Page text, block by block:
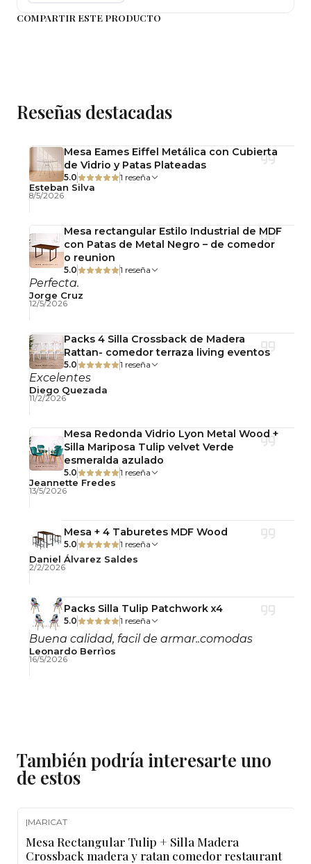
Importante:
* Si tienes dudas sobre este comedor contáctanos
COMPARTIR ESTE PRODUCTO
Reseñas destacadas
Mesa Eames Eiffel Metálica con Cubierta
de Vidrio y Patas Plateadas
5.0 1 reseña
Esteban Silva
8/5/2026
Mesa rectangular Estilo Industrial de MDF
con Patas de Metal Negro – de comedor
o reunion
5.0 1 reseña
Perfecta.
Jorge Cruz
12/5/2026
Packs 4 Silla Crossback de Madera
Rattan- comedor terraza living eventos
5.0 1 reseña
Excelentes
Diego Quezada
11/2/2026
Mesa Redonda Vidrio Lyon Metal Wood +
Silla Mariposa Tulip velvet Verde
esmeralda azulado
5.0 1 reseña
Jeannette Fredes
13/5/2026
Mesa + 4 Taburetes MDF Wood
5.0 1 reseña
Daniel Álvarez Saldes
2/2/2026
Packs Silla Tulip Patchwork x4
5.0 1 reseña
Buena calidad, facil de armar..comodas
Leonardo Berrìos
16/5/2026
También podría interesarte uno
de estos
Agotado
|MARICAT
Mesa Rectangular Tulip + Silla Madera
Crossback madera y ratan comedor restaurant